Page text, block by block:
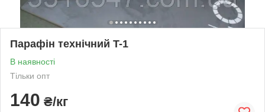
Парафін технічний T-1
В наявності
Тільки опт
140 ₴/кг